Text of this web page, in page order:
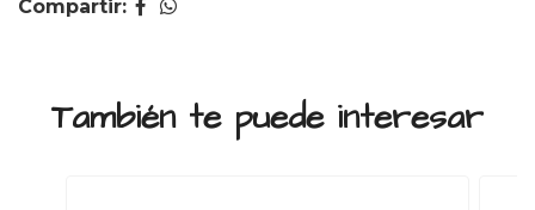
Compartir:
También te puede interesar